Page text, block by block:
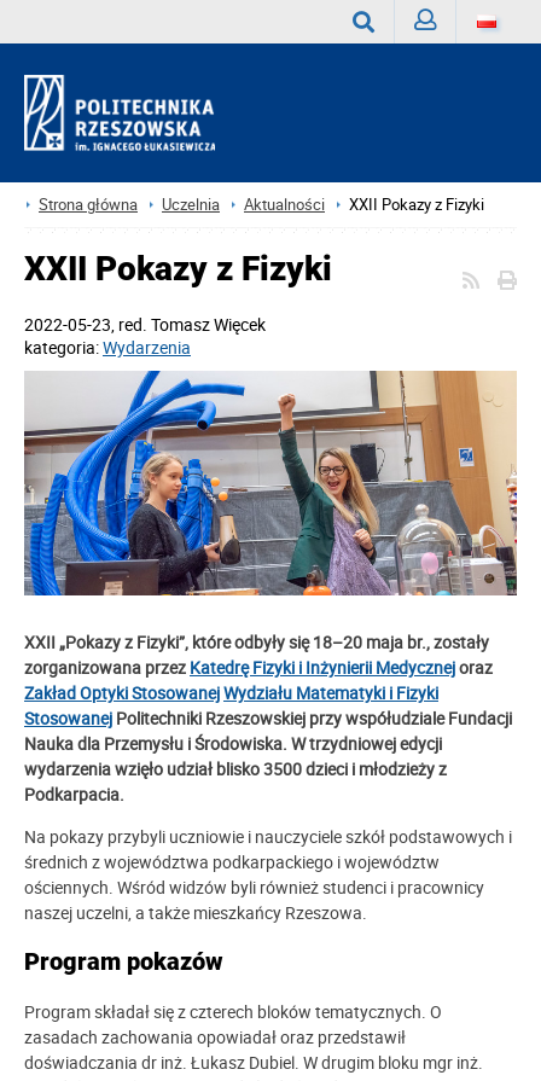
Strona główna Uczelnia Aktualności XXII Pokazy z Fizyki
XXII Pokazy z Fizyki
2022-05-23, red. Tomasz Więcek
kategoria:Wydarzenia
XXII „Pokazy z Fizyki”, które odbyły się 18–20 maja br., zostały
zorganizowana przez Katedrę Fizyki i Inżynierii Medycznejoraz
Zakład Optyki StosowanejWydziału Matematyki i Fizyki
Stosowanej Politechniki Rzeszowskiej przy współudziale Fundacji
Nauka dla Przemysłu i Środowiska. W trzydniowej edycji
wydarzenia wzięło udział blisko 3500 dzieci i młodzieży z
Podkarpacia.
Na pokazy przybyli uczniowie i nauczyciele szkół podstawowych i
średnich z województwa podkarpackiego i województw
ościennych. Wśród widzów byli również studenci i pracownicy
naszej uczelni, a także mieszkańcy Rzeszowa.
Program pokazów
Program składał się z czterech bloków tematycznych. O
zasadach zachowania opowiadał oraz przedstawił
doświadczania dr inż. Łukasz Dubiel. W drugim bloku mgr inż.